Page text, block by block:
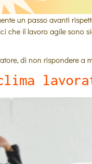
un passo avanti
che il lavoro agile
di non rispondere